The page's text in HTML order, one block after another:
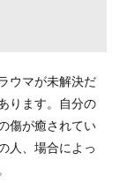
ウマが未解決だ
ります。自分の
傷が癒されてい
人、場合によっ